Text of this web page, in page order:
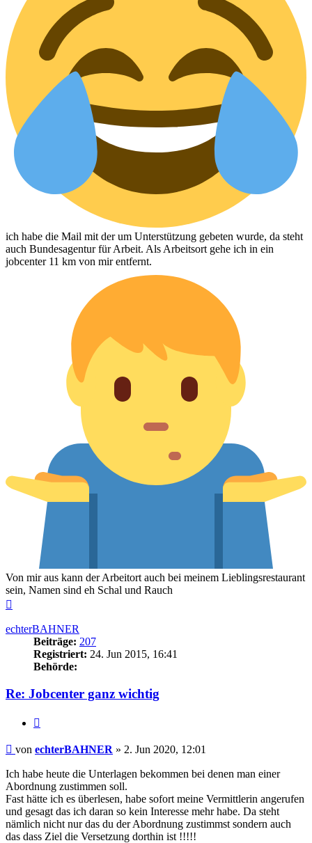
ich habe die Mail mit der um Unterstützung gebeten wurde, da steht
auch Bundesagentur für Arbeit. Als Arbeitsort gehe ich in ein
jobcenter 11 km von mir entfernt.
Von mir aus kann der Arbeitort auch bei meinem Lieblingsrestaurant
sein, Namen sind eh Schal und Rauch
echterBAHNER
Beiträge: 207
Registriert: 24. Jun 2015, 16:41
Behörde:
Re: Jobcenter ganz wichtig
Beitrag
von echterBAHNER » 2. Jun 2020, 12:01
Ich habe heute die Unterlagen bekommen bei denen man einer
Abordnung zustimmen soll.
Fast hätte ich es überlesen, habe sofort meine Vermittlerin angerufen
und gesagt das ich daran so kein Interesse mehr habe. Da steht
nämlich nicht nur das du der Abordnung zustimmst sondern auch
das dass Ziel die Versetzung dorthin ist !!!!!